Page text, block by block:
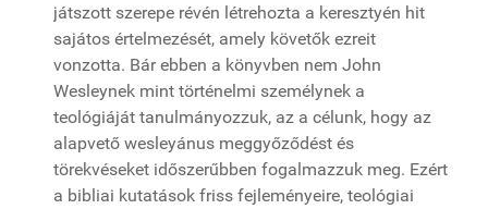
játszott szerepe révén létrehozta a keresztyén hit
sajátos értelmezését, amely követők ezreit
vonzotta. Bár ebben a könyvben nem John
Wesleynek mint történelmi személynek a
teológiáját tanulmányozzuk, az a célunk, hogy az
alapvető wesleyánus meggyőződést és
törekvéseket időszerűbben fogalmazzuk meg. Ezért
a bibliai kutatások friss fejleményeire, teológiai